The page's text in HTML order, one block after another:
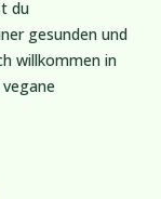
du
gesunden und
willkommen in